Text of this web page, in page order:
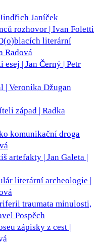
Janíček
rozhovor | Ivan Foletti
literární
Radová
esej | Jan Černý | Petr
| Veronika Džugan
západ | Radka
komunikační droga
artefakty | Jan Galeta |
literární archeologie |
traumata minulosti,
Pospěch
zápisky z cest |